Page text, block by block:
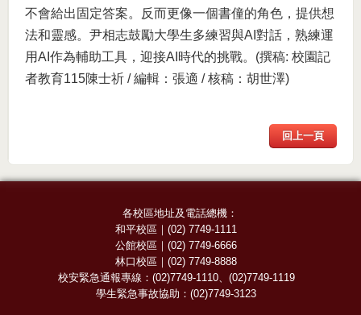
不會給出固定答案。反而更像一個書僮的角色，提供想
法和靈感。尹相志鼓勵大學生多練習與AI對話，熟練運
用AI作為輔助工具，迎接AI時代的挑戰。(撰稿: 校園記
者教育115陳士祈 / 編輯：張適 / 核稿：胡世澤)
回上一頁
各校區地址及電話總機：
和平校區 ｜(02) 7749-1111
公館校區 ｜(02) 7749-6666
林口校區 ｜(02) 7749-8888
校安緊急通報專線： (02)7749-1110、 (02)7749-1119
學生緊急事故協助：(02)7749-3123